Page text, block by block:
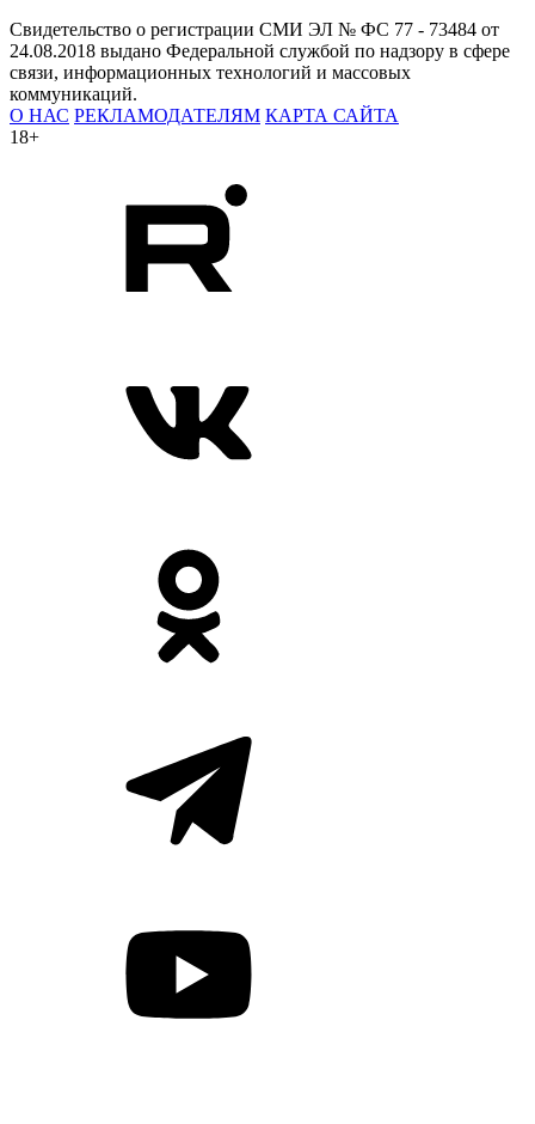
Свидетельство о регистрации СМИ ЭЛ № ФС 77 - 73484 от
24.08.2018 выдано Федеральной службой по надзору в сфере
связи, информационных технологий и массовых
коммуникаций.
О НАС РЕКЛАМОДАТЕЛЯМ КАРТА САЙТА
18+